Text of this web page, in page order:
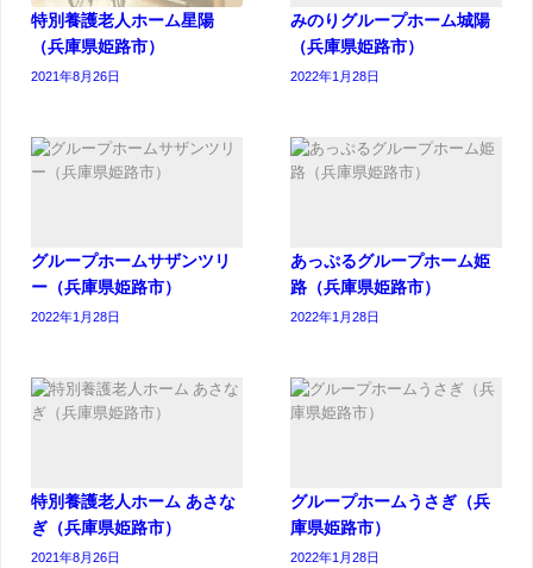
特別養護老人ホーム星陽
（兵庫県姫路市）
2021年8月26日
みのりグループホーム城陽
（兵庫県姫路市）
2022年1月28日
グループホームサザンツリ
ー（兵庫県姫路市）
2022年1月28日
あっぷるグループホーム姫
路（兵庫県姫路市）
2022年1月28日
特別養護老人ホーム あさな
ぎ（兵庫県姫路市）
2021年8月26日
グループホームうさぎ（兵
庫県姫路市）
2022年1月28日